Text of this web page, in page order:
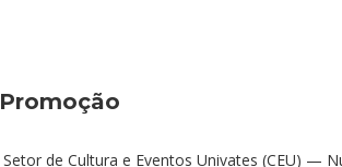
Promoção
Setor de Cultura e Eventos Univates (CEU) —